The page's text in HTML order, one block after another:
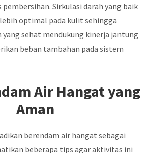
Sirkulasi darah yang baik
optimal pada kulit sehingga
yang sehat mendukung kinerja jantung
beban tambahan pada sistem
Air Hangat yang
Aman
berendam air hangat sebagai
beberapa tips agar aktivitas ini